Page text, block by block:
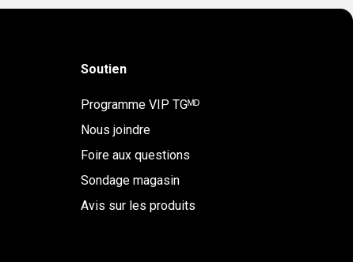
Soutien
Programme VIP TGᴹᴰ
Nous joindre
Foire aux questions
Sondage magasin
Avis sur les produits